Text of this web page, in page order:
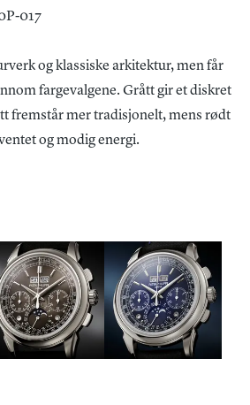
017
og klassiske arkitektur, men får
fargevalgene. Grått gir et diskret
fremstår mer tradisjonelt, mens rødt
og modig energi.